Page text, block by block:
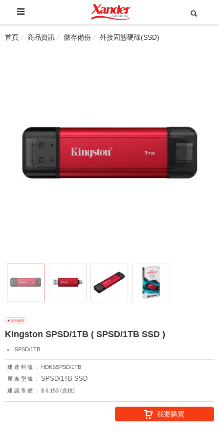
首頁 商品資訊 儲存備份 外接固態硬碟(SSD)
Kingston SPSD/1TB ( SPSD/1TB SSD )
SPSD/1TB
建達料號：
HDKSSPSD/1TB
原廠型號：
SPSD/1TB SSD
建議售價： $ 6,153 (含稅)
我要購買